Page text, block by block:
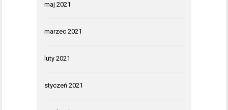
maj 2021
marzec 2021
luty 2021
styczeń 2021